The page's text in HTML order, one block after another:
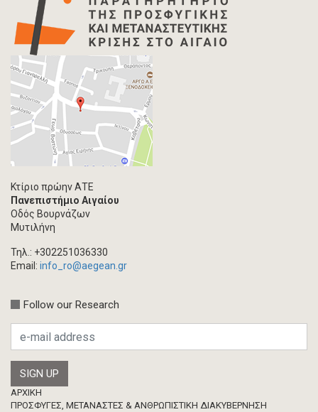
Επιστολή
Συνέντευξη
Πρωτογενές υλικό
Φωτογραφία
Εκδηλώσεις
Ανάρτηση Blog
Multimedia
Άρθρο ακαδημαϊκoύ περιοδικού
Τεύχος ακαδημαϊκού περιοδικού
Βιβλίο/Μονογραφία
Κεφάλαιο σε συλλογικό τόμο
Προσκλήσεις
Ερευνητική δημοσίευση
Μεταπτυχιακή Διπλωματική Εργασία
Κτίριο πρώην ΑΤΕ
Πανεπιστήμιο Αιγαίου
Οδός Βουρνάζων
Μυτιλήνη
Τηλ.: +302251036330
Email: info_ro@aegean.gr
Follow our Research
Footer
ΑΡΧΙΚΗ
ΠΡΟΣΦΥΓΕΣ, ΜΕΤΑΝΑΣΤΕΣ & ΑΝΘΡΩΠΙΣΤΙΚΗ ΔΙΑΚΥΒΕΡΝΗΣΗ